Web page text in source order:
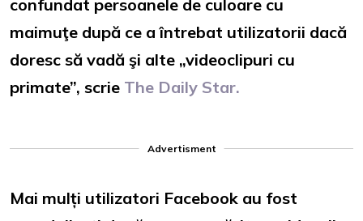
confundat persoanele de culoare cu
maimuţe după ce a întrebat utilizatorii dacă
doresc să vadă şi alte „videoclipuri cu
primate”, scrie The Daily Star.
Advertisment
Mai mulți utilizatori Facebook au fost